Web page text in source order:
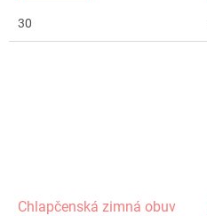
30
Chlapčenská zimná obuv